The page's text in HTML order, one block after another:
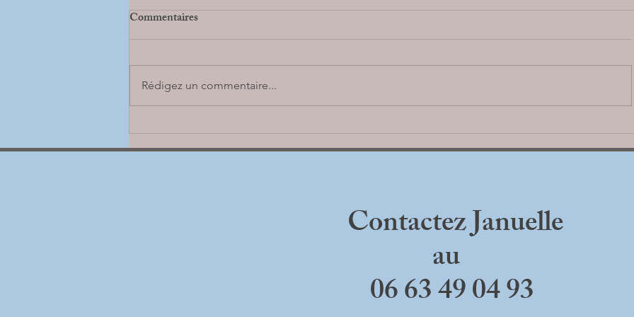
sophrologie
Commentaires
Rédigez un commentaire...
Contactez Januelle
au
06 63 49 04 93